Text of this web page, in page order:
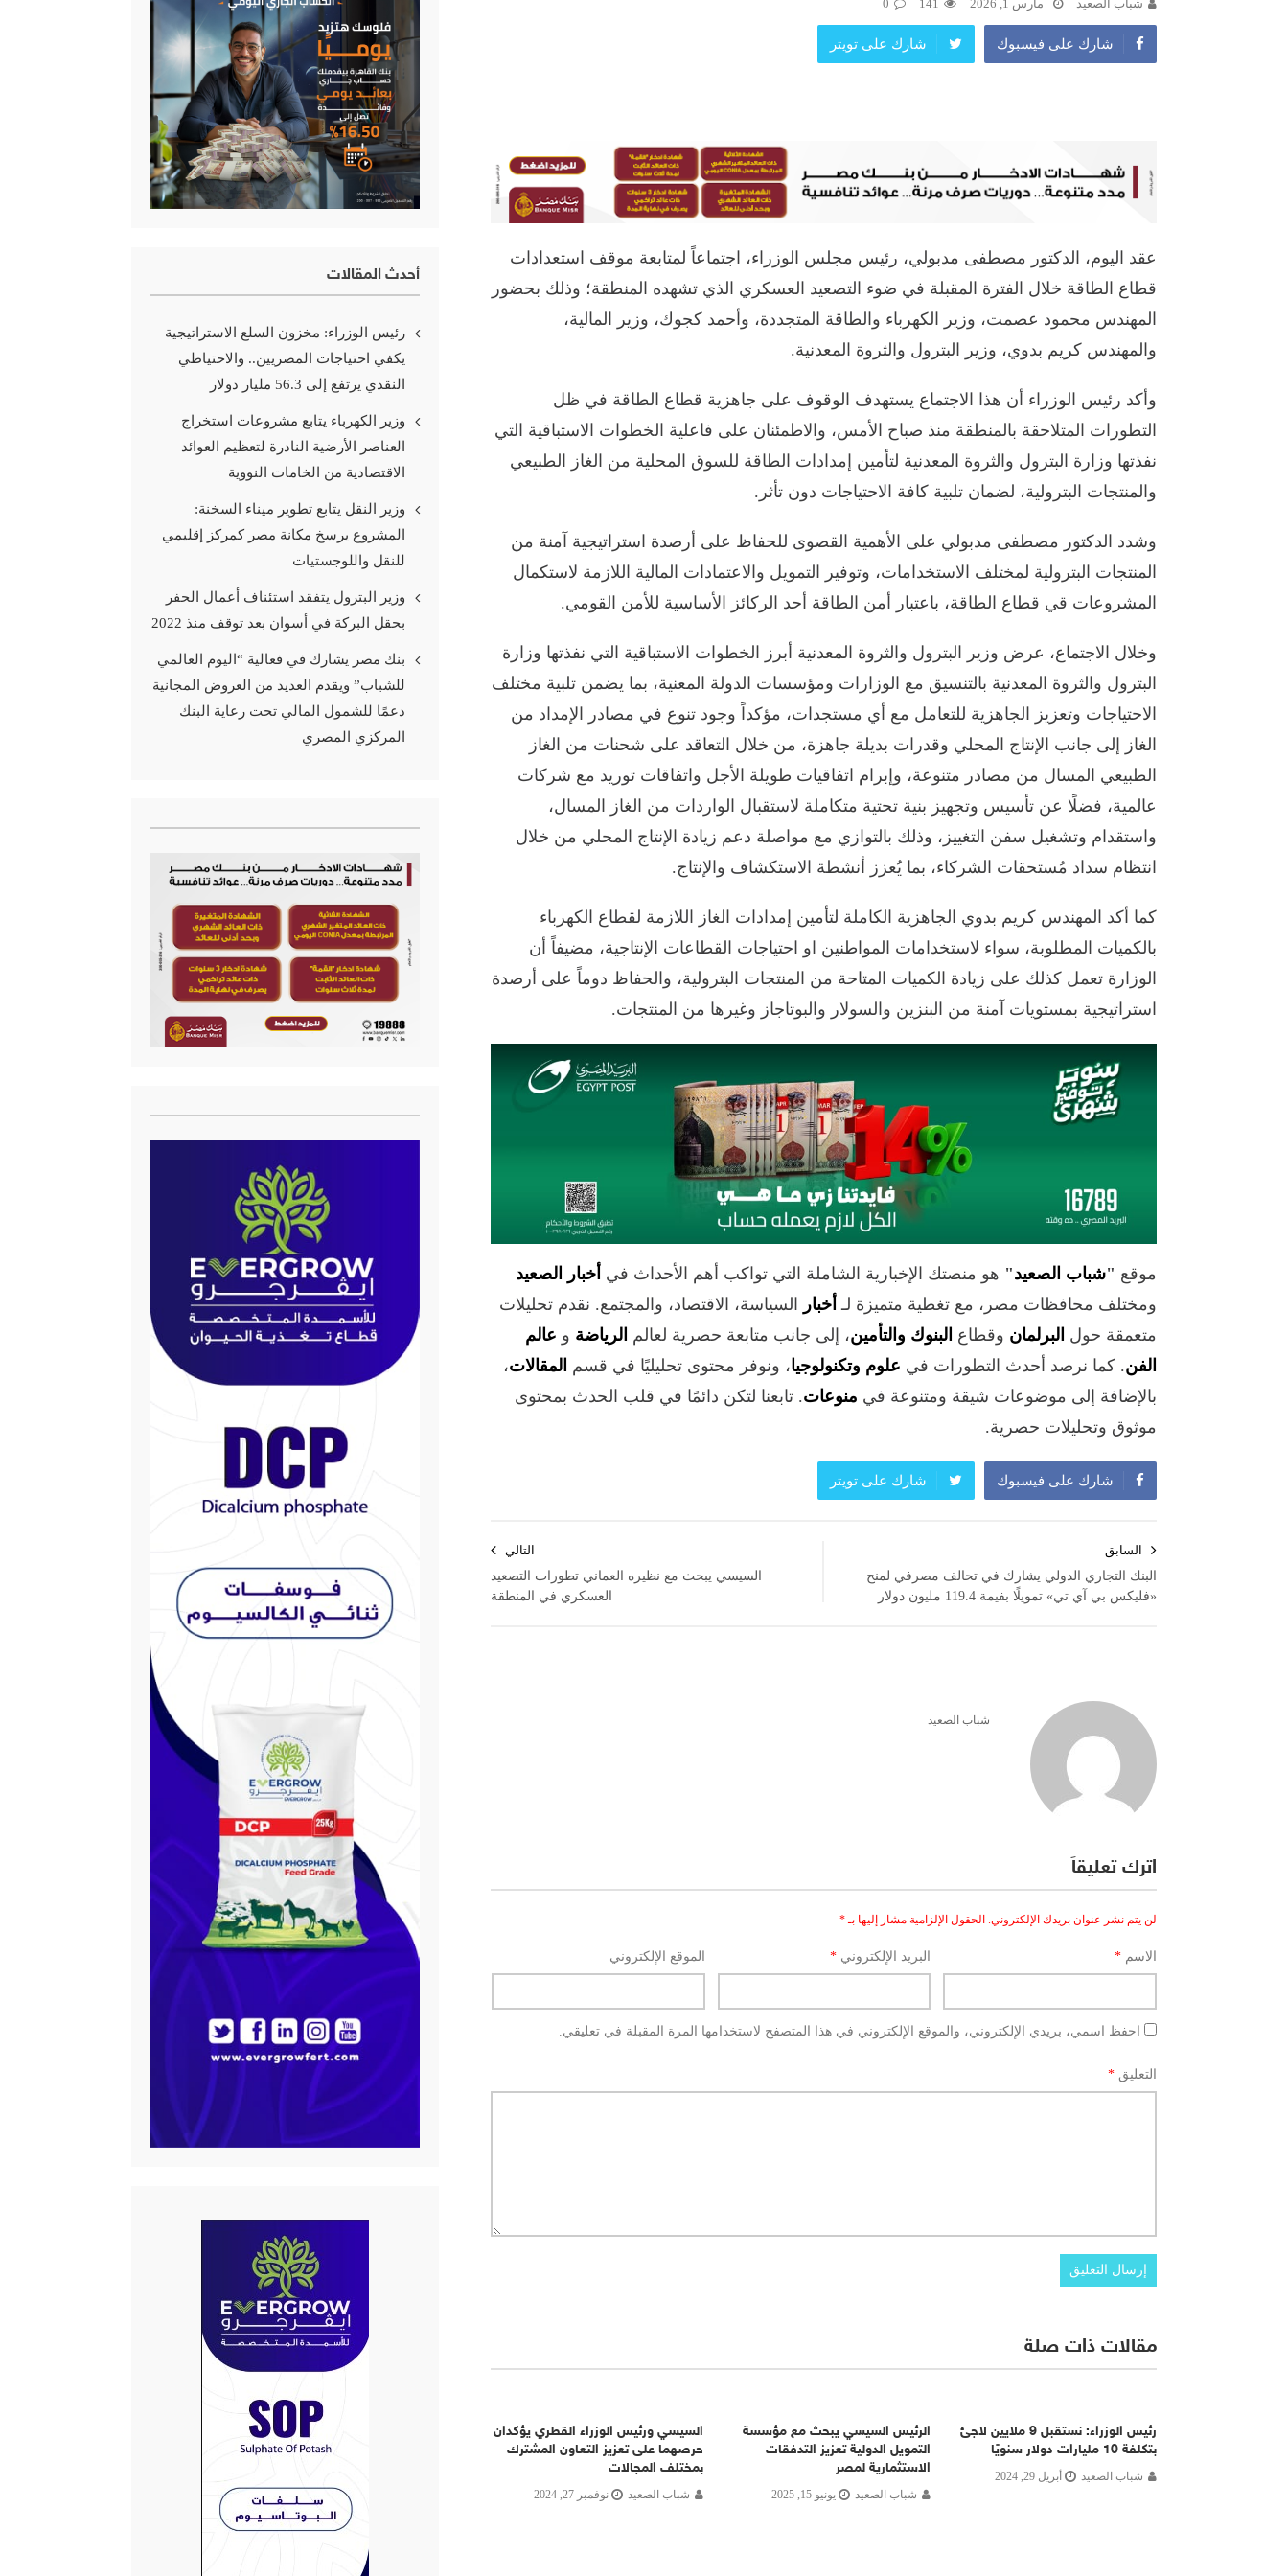
شباب الصعيد مارس 1, 2026 141
0
شارك على فيسبوك شارك على تويتر
عقد اليوم، الدكتور مصطفى مدبولي، رئيس مجلس الوزراء، اجتماعاً لمتابعة موقف استعدادات
قطاع الطاقة خلال الفترة المقبلة في ضوء التصعيد العسكري الذي تشهده المنطقة؛ وذلك بحضور
المهندس محمود عصمت، وزير الكهرباء والطاقة المتجددة، وأحمد كجوك، وزير المالية،
والمهندس كريم بدوي، وزير البترول والثروة المعدنية.
وأكد رئيس الوزراء أن هذا الاجتماع يستهدف الوقوف على جاهزية قطاع الطاقة في ظل
التطورات المتلاحقة بالمنطقة منذ صباح الأمس، والاطمئنان على فاعلية الخطوات الاستباقية التي
نفذتها وزارة البترول والثروة المعدنية لتأمين إمدادات الطاقة للسوق المحلية من الغاز الطبيعي
والمنتجات البترولية، لضمان تلبية كافة الاحتياجات دون تأثر.
وشدد الدكتور مصطفى مدبولي على الأهمية القصوى للحفاظ على أرصدة استراتيجية آمنة من
المنتجات البترولية لمختلف الاستخدامات، وتوفير التمويل والاعتمادات المالية اللازمة لاستكمال
المشروعات قي قطاع الطاقة، باعتبار أمن الطاقة أحد الركائز الأساسية للأمن القومي.
وخلال الاجتماع، عرض وزير البترول والثروة المعدنية أبرز الخطوات الاستباقية التي نفذتها وزارة
البترول والثروة المعدنية بالتنسيق مع الوزارات ومؤسسات الدولة المعنية، بما يضمن تلبية مختلف
الاحتياجات وتعزيز الجاهزية للتعامل مع أي مستجدات، مؤكداً وجود تنوع في مصادر الإمداد من
الغاز إلى جانب الإنتاج المحلي وقدرات بديلة جاهزة، من خلال التعاقد على شحنات من الغاز
الطبيعي المسال من مصادر متنوعة، وإبرام اتفاقيات طويلة الأجل واتفاقات توريد مع شركات
عالمية، فضلًا عن تأسيس وتجهيز بنية تحتية متكاملة لاستقبال الواردات من الغاز المسال،
واستقدام وتشغيل سفن التغييز، وذلك بالتوازي مع مواصلة دعم زيادة الإنتاج المحلي من خلال
انتظام سداد مُستحقات الشركاء، بما يُعزز أنشطة الاستكشاف والإنتاج.
كما أكد المهندس كريم بدوي الجاهزية الكاملة لتأمين إمدادات الغاز اللازمة لقطاع الكهرباء
بالكميات المطلوبة، سواء لاستخدامات المواطنين او احتياجات القطاعات الإنتاجية، مضيفاً أن
الوزارة تعمل كذلك على زيادة الكميات المتاحة من المنتجات البترولية، والحفاظ دوماً على أرصدة
استراتيجية بمستويات آمنة من البنزين والسولار والبوتاجاز وغيرها من المنتجات.
موقع "شباب الصعيد" هو منصتك الإخبارية الشاملة التي تواكب أهم الأحداث في أخبار الصعيد
ومختلف محافظات مصر، مع تغطية متميزة لـ أخبار السياسة، الاقتصاد، والمجتمع. نقدم تحليلات
متعمقة حول البرلمان وقطاع البنوك والتأمين، إلى جانب متابعة حصرية لعالم الرياضة و عالم
الفن. كما نرصد أحدث التطورات في علوم وتكنولوجيا، ونوفر محتوى تحليليًا في قسم المقالات،
بالإضافة إلى موضوعات شيقة ومتنوعة في منوعات. تابعنا لتكن دائمًا في قلب الحدث بمحتوى
موثوق وتحليلات حصرية.
شارك على فيسبوك شارك على تويتر
المقالات
السابق
البنك التجاري الدولي يشارك في تحالف مصرفي لمنح
«فليكس بي آي تي» تمويلًا بفيمة 119.4 مليون دولار
التالي
السيسي يبحث مع نظيره العماني تطورات التصعيد
العسكري في المنطقة
شباب الصعيد
اترك تعليقاً
لن يتم نشر عنوان بريدك الإلكتروني. الحقول الإلزامية مشار إليها بـ*
الاسم * البريد الإلكتروني * الموقع الإلكتروني
احفظ اسمي، بريدي الإلكتروني، والموقع الإلكتروني في هذا المتصفح لاستخدامها المرة المقبلة في تعليقي.
التعليق *
مقالات ذات صلة
رئيس الوزراء: نستقبل 9 ملايين لاجئ
بتكلفة 10 مليارات دولار سنويًا
شباب الصعيد أبريل 29, 2024
الرئيس السيسي يبحث مع مؤسسة
التمويل الدولية تعزيز التدفقات
الاستثمارية لمصر
شباب الصعيد يونيو 15, 2025
السيسي ورئيس الوزراء القطري يؤكدان
حرصهما على تعزيز التعاون المشترك
بمختلف المجالات
شباب الصعيد نوفمبر 27, 2024
أحدث المقالات
رئيس الوزراء: مخزون السلع الاستراتيجية
يكفي احتياجات المصريين.. والاحتياطي
النقدي يرتفع إلى 56.3 مليار دولار
وزير الكهرباء يتابع مشروعات استخراج
العناصر الأرضية النادرة لتعظيم العوائد
الاقتصادية من الخامات النووية
وزير النقل يتابع تطوير ميناء السخنة:
المشروع يرسخ مكانة مصر كمركز إقليمي
للنقل واللوجستيات
وزير البترول يتفقد استئناف أعمال الحفر
بحقل البركة في أسوان بعد توقف منذ 2022
بنك مصر يشارك في فعالية “اليوم العالمي
للشباب” ويقدم العديد من العروض المجانية
دعمًا للشمول المالي تحت رعاية البنك
المركزي المصري